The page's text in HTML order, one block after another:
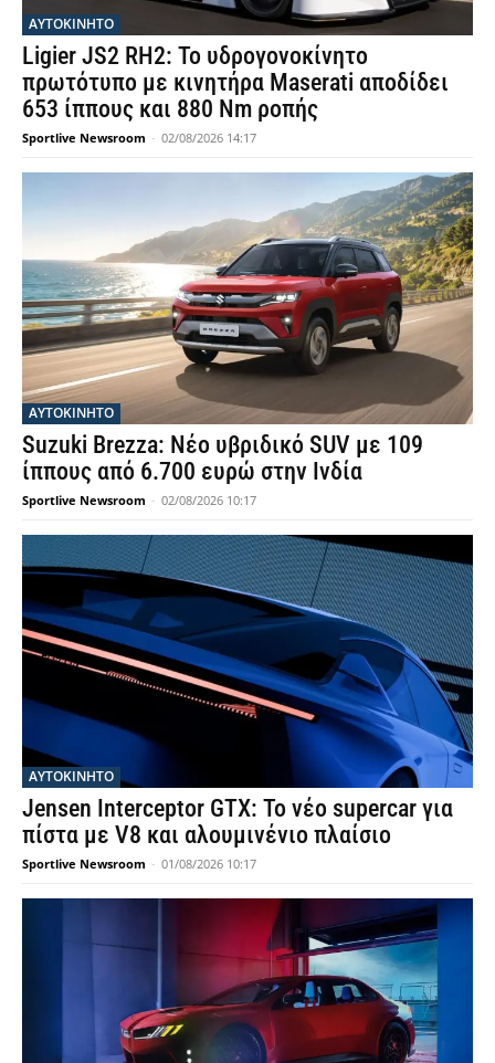
ΑΥΤΟΚΙΝΗΤΟ
Ligier JS2 RH2: Το υδρογονοκίνητο
πρωτότυπο με κινητήρα Maserati αποδίδει
653 ίππους και 880 Nm ροπής
Sportlive Newsroom - 02/08/2026 14:17
ΑΥΤΟΚΙΝΗΤΟ
Suzuki Brezza: Νέο υβριδικό SUV με 109
ίππους από 6.700 ευρώ στην Ινδία
Sportlive Newsroom - 02/08/2026 10:17
ΑΥΤΟΚΙΝΗΤΟ
Jensen Interceptor GTX: Το νέο supercar για
πίστα με V8 και αλουμινένιο πλαίσιο
Sportlive Newsroom - 01/08/2026 10:17